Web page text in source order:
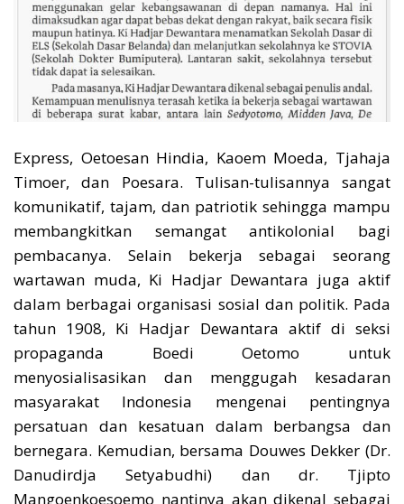
Express, Oetoesan Hindia, Kaoem Moeda, Tjahaja
Timoer, dan Poesara. Tulisan-tulisannya sangat
komunikatif, tajam, dan patriotik sehingga mampu
membangkitkan semangat antikolonial bagi
pembacanya. Selain bekerja sebagai seorang
wartawan muda, Ki Hadjar Dewantara juga aktif
dalam berbagai organisasi sosial dan politik. Pada
tahun 1908, Ki Hadjar Dewantara aktif di seksi
propaganda Boedi Oetomo untuk
menyosialisasikan dan menggugah kesadaran
masyarakat Indonesia mengenai pentingnya
persatuan dan kesatuan dalam berbangsa dan
bernegara. Kemudian, bersama Douwes Dekker (Dr.
Danudirdja Setyabudhi) dan dr. Tjipto
Mangoenkoesoemo nantinya akan dikenal sebagai